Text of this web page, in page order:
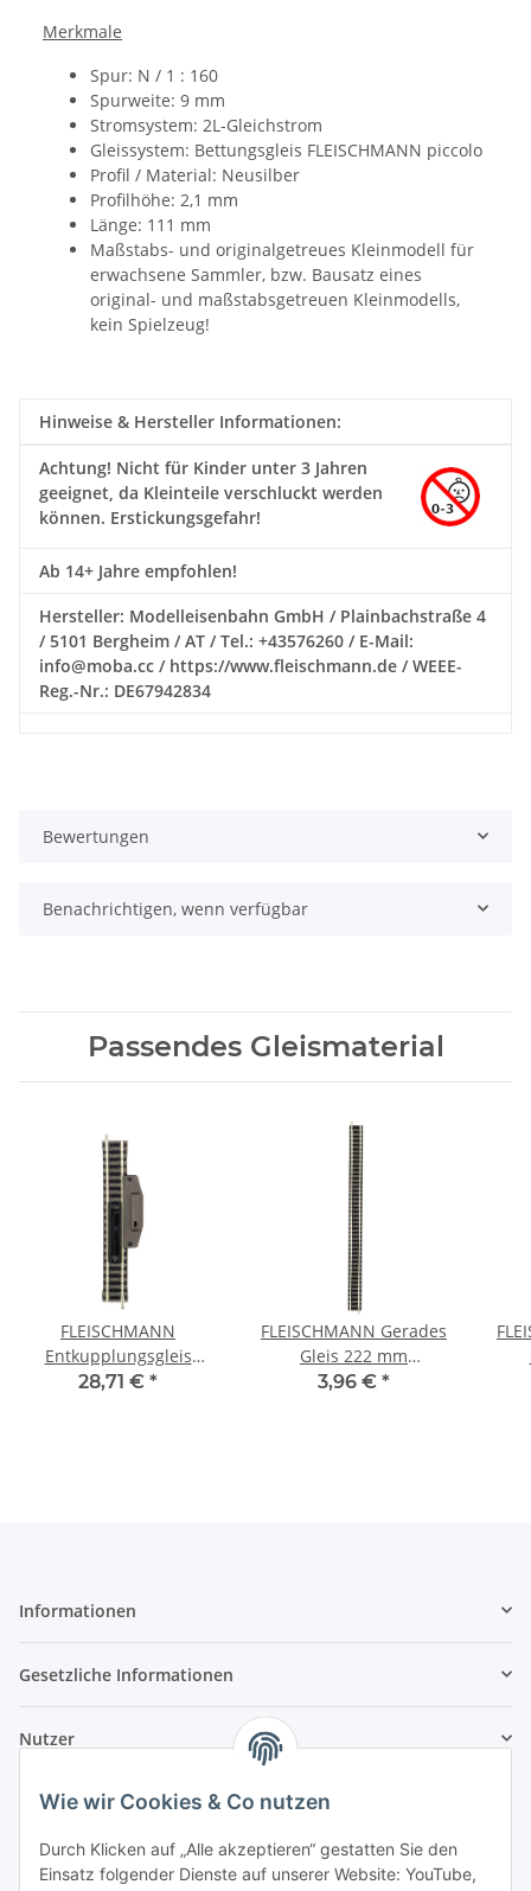
Wie wir Cookies & Co nutzen
Durch Klicken auf „Alle akzeptieren“ gestatten Sie den
Einsatz folgender Dienste auf unserer Website: YouTube,
Merkmale
Spur: N / 1 : 160
Spurweite: 9 mm
Stromsystem: 2L-Gleichstrom
Gleissystem: Bettungsgleis FLEISCHMANN piccolo
Profil / Material: Neusilber
Profilhöhe: 2,1 mm
Länge: 111 mm
Maßstabs- und originalgetreues Kleinmodell für
erwachsene Sammler, bzw. Bausatz eines
original- und maßstabsgetreuen Kleinmodells,
kein Spielzeug!
Hinweise & Hersteller Informationen:
Achtung! Nicht für Kinder unter 3 Jahren
geeignet, da Kleinteile verschluckt werden
können. Erstickungsgefahr!
Ab 14+ Jahre empfohlen!
Hersteller: Modelleisenbahn GmbH / Plainbachstraße 4
/ 5101 Bergheim / AT / Tel.: +43576260 / E-Mail:
info@moba.cc / https://www.fleischmann.de / WEEE-
Reg.-Nr.: DE67942834
Bewertungen
Benachrichtigen, wenn verfügbar
Passendes Gleismaterial
FLEISCHMANN
Entkupplungsgleis
elektrisch 111 mm
28,71 € *
FLEISCHMANN Gerades
Gleis 222 mm
Bettungsgleis 9100 Spur
3,96 € *
Informationen
Gesetzliche Informationen
Nutzer